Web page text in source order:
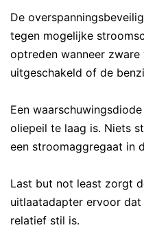
De
tegen mogelijke
optreden wanneer
uitgeschakeld of de
Een
oliepeil te laag is. Niets
een stroomaggregaat in
Last but not least zorgt
uitlaatadapter ervoor
relatief stil is.